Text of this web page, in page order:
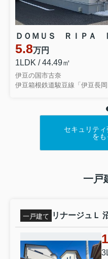
ＤＯＭＵＳ ＲＩＰＡ
5.8万円
1LDK / 44.49㎡
伊豆の国市古奈
伊豆箱根鉄道駿豆線「伊豆長
セキュリテ
を
一戸
一戸建て リナージュＬ